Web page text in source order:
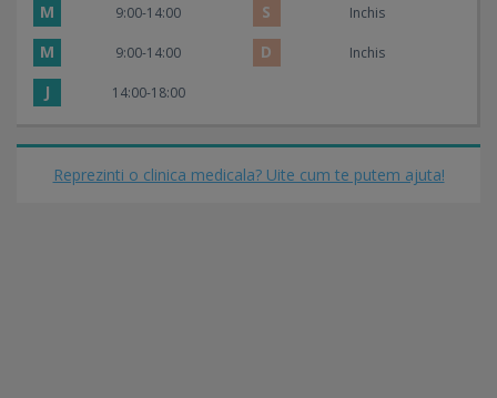
M 9:00-14:00 S Inchis
M 9:00-14:00 D Inchis
J 14:00-18:00
Reprezinti o clinica medicala? Uite cum te putem ajuta!